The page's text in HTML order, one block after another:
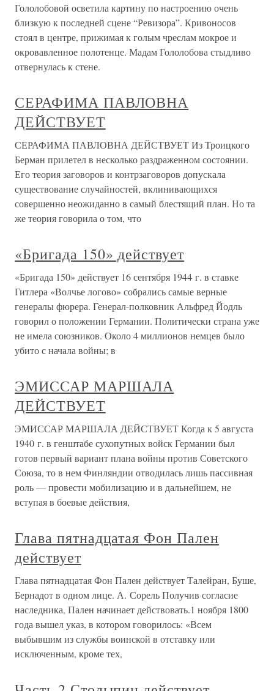
Гололобовой осветила картину по настроению очень
близкую к последней сцене “Ревизора”. Кривоносов
стоял в центре, прижимая к голым чреслам мокрое и
окровавленное полотенце. Мадам Гололобова стыдливо
отвернулась к стене.
СЕРАФИМА ПАВЛОВНА
ДЕЙСТВУЕТ
СЕРАФИМА ПАВЛОВНА ДЕЙСТВУЕТ Из Троицкого
Берман прилетел в несколько раздраженном состоянии.
Его теория заговоров и контрзаговоров допускала
существование случайностей, вклинивающихся
совершенно неожиданно в самый блестящий план. Но та
же теория говорила о том, что
«Бригада 150» действует
«Бригада 150» действует 16 сентября 1944 г. в ставке
Гитлера «Волчье логово» собрались самые верные
генералы фюрера. Генерал-полковник Альфред Йодль
говорил о положении Германии. Политически страна уже
не имела союзников. Около 4 миллионов немцев было
убито с начала войны; в
ЭМИССАР МАРШАЛА
ДЕЙСТВУЕТ
ЭМИССАР МАРШАЛА ДЕЙСТВУЕТ Когда к 5 августа
1940 г. в генштабе сухопутных войск Германии был
готов первый вариант плана войны против Советского
Союза, то в нем Финляндии отводилась лишь пассивная
роль — провести мобилизацию и в дальнейшем, не
вступая в боевые действия,
Глава пятнадцатая Фон Пален
действует
Глава пятнадцатая Фон Пален действует Талейран, Буше,
Бернадот в одном лице. А. Сорель Получив согласие
наследника, Пален начинает действовать.1 ноября 1800
года вышел указ, в котором говорилось: «Всем
выбывшим из службы воинской в отставку или
исключенным, кроме тех,